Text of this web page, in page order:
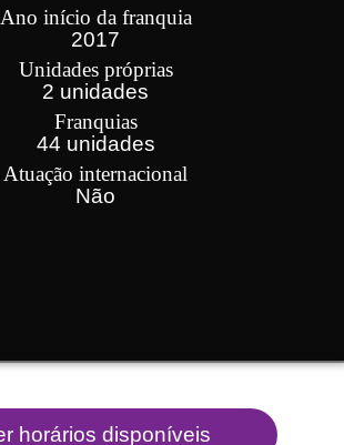
Ano início da franquia
2017
Unidades próprias
2 unidades
Franquias
44 unidades
Atuação internacional
Não